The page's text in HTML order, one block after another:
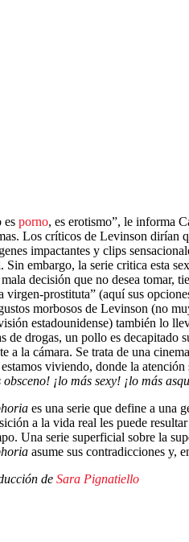
es porno, es erotismo”, le informa
Los críticos de Levinson dirían
impactantes y clips
Sin embargo, la serie critica esta
decisión que no desea tomar,
virgen-prostituta” (aquí sus
morbosos de Levinson (no
estadounidense) también lo
de drogas, un pollo es decapitado
a la cámara. Se trata de una
viviendo, donde la
obsceno! ¡lo más sexy! ¡lo más
es una serie que define a una
a la vida real les puede
Una serie superficial sobre la
asume sus contradicciones y,
de Sara Pignatiello